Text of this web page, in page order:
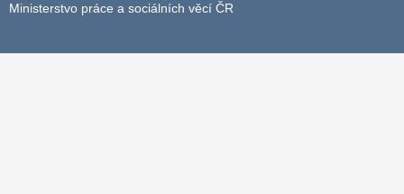
Ministerstvo práce a sociálních věcí ČR